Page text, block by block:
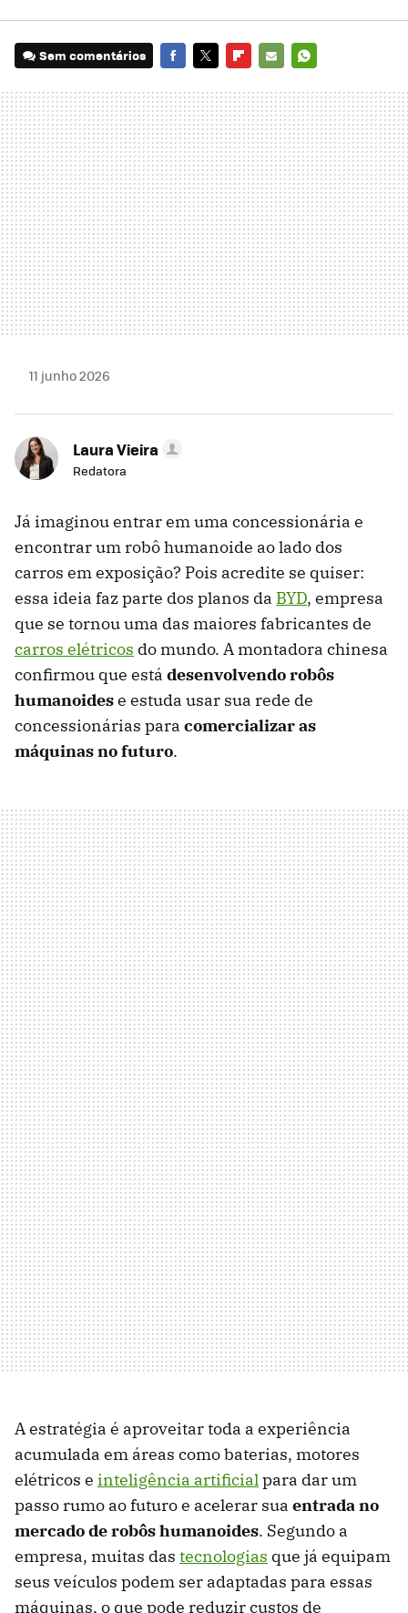
Sem comentários
MAIL
11 junho 2026
Laura Vieira
Redatora
Já imaginou entrar em uma concessionária e
encontrar um robô humanoide ao lado dos
carros em exposição? Pois acredite se quiser:
essa ideia faz parte dos planos da BYD, empresa
que se tornou uma das maiores fabricantes de
carros elétricos do mundo. A montadora chinesa
confirmou que está desenvolvendo robôs
humanoidese estuda usar sua rede de
concessionárias para comercializar as
máquinas no futuro.
A estratégia é aproveitar toda a experiência
acumulada em áreas como baterias, motores
elétricos e inteligência artificialpara dar um
passo rumo ao futuro e acelerar sua entrada no
mercado de robôs humanoides. Segundo a
empresa, muitas das tecnologias que já equipam
seus veículos podem ser adaptadas para essas
máquinas, o que pode reduzir custos de